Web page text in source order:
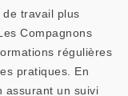
travail plus
Compagnons
régulières
pratiques. En
assurant un suivi